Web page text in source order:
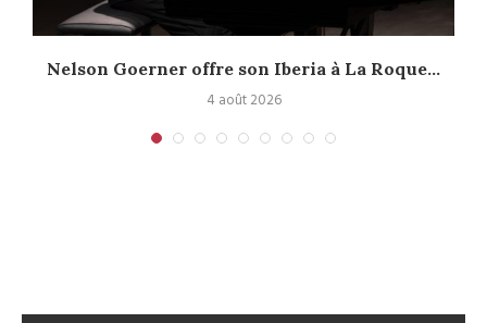
Nelson Goerner offre son Iberia à La Roque...
4 août 2026